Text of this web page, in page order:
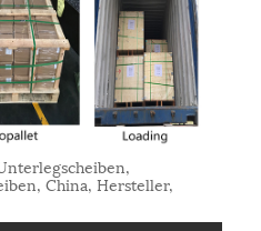
China, Hersteller,